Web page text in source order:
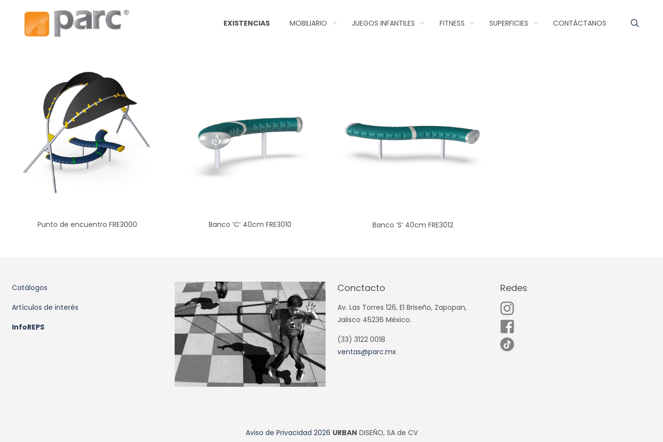
EXISTENCIAS MOBILIARIO JUEGOS INFANTILES FITNESS SUPERFICIES CONTÁCTANOS
Punto de encuentro FRE3000 Banco ‘C’ 40cm FRE3010 Banco ‘S’ 40cm FRE3012
Catálogos
Artículos de interés
InfoREPS
Conctacto
Av. Las Torres 126, El Briseño, Zapopan,
Jalisco 45236 México.
(33) 3122 0018
ventas@parc.mx
Redes
Aviso de Privacidad 2026 URBAN DISEÑO, SA de CV